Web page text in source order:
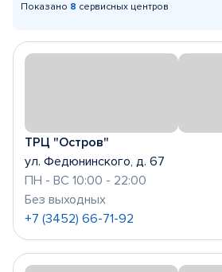
Показано 8 сервисных центров
ТРЦ "Остров"
ул. Федюнинского, д. 67
ПН - ВС 10:00 - 22:00
Без выходных
+7 (3452) 66-71-92